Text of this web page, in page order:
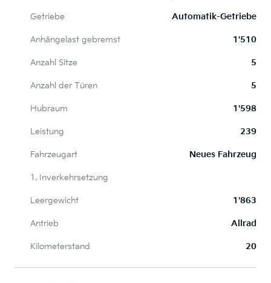
Getriebe Automatik-Getriebe
Anhängelast gebremst 1'510
Anzahl Sitze 5
Anzahl der Türen 5
Hubraum 1'598
Leistung 239
Fahrzeugart Neues Fahrzeug
1. Inverkehrsetzung
Leergewicht 1'863
Antrieb Allrad
Kilometerstand 20